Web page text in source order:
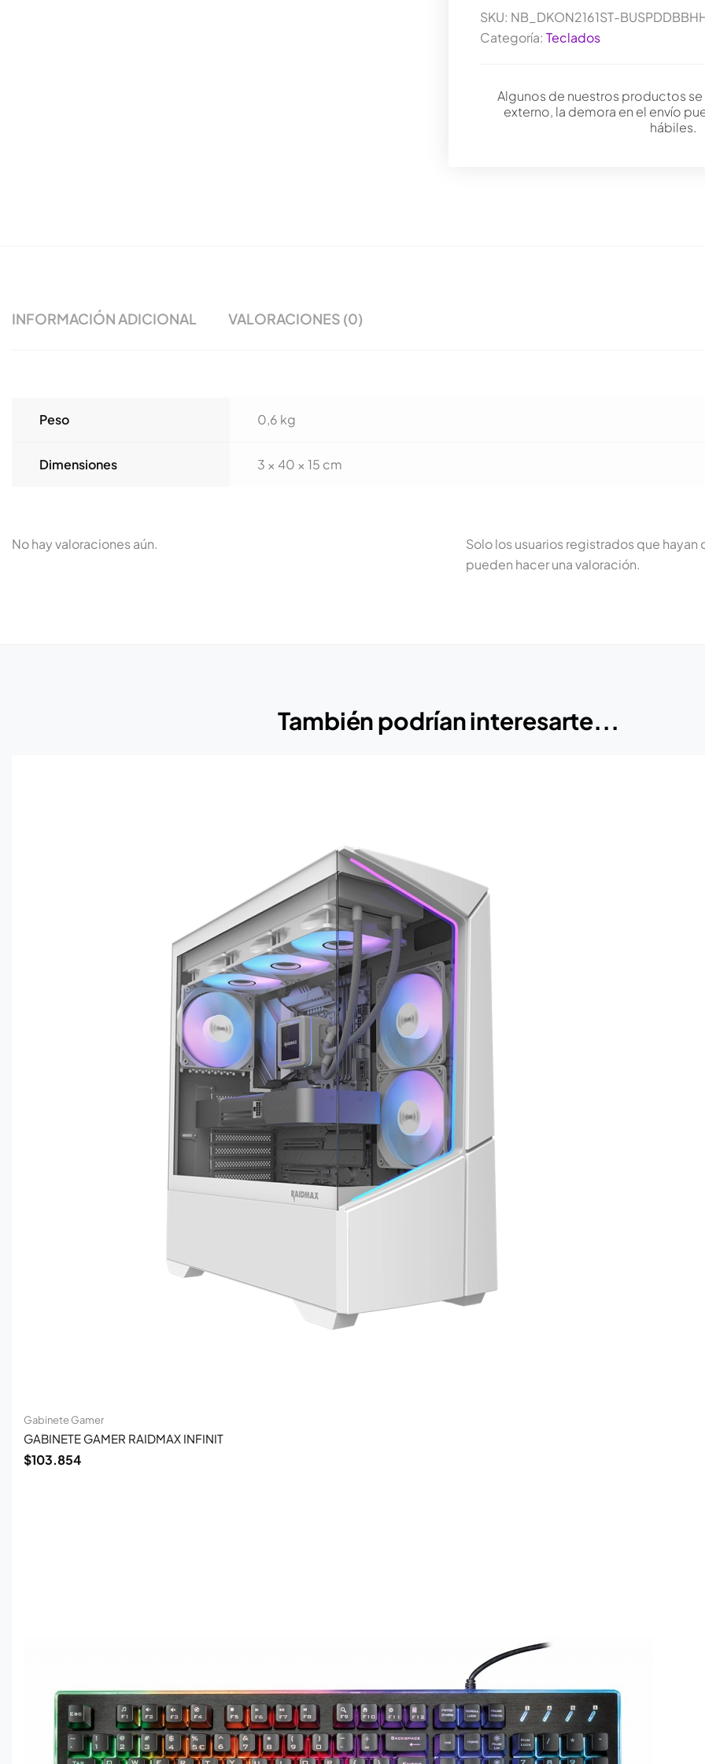
cantidad
SKU: NB_DKON2161ST-
Categoría: Teclados
Algunos de nuestros productos
externo, la demora en el envío
hábiles.
INFORMACIÓN ADICIONAL VALORACIONES (0)
Peso 0,6 kg
Dimensiones 3 × 40 × 15 cm
No hay valoraciones aún.
Solo los usuarios registrados que
pueden hacer una valoración.
También podrían interesarte...
Gabinete Gamer
GABINETE GAMER RAIDMAX INFINIT
$103.854